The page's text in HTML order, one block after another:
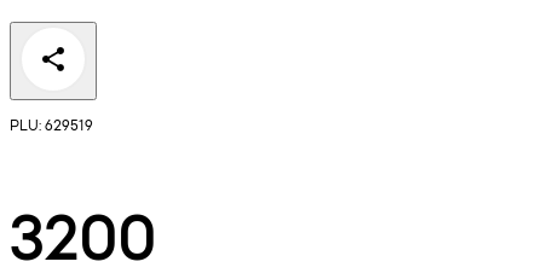
PLU: 629519
3200